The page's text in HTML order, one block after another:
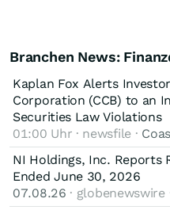
Branchen News:
Kaplan Fox Alerts
Corporation (CCB) to an
Securities Law Violations
01:00 Uhr · newsfile ·
NI Holdings, Inc. Reports
Ended June 30, 2026
07.08.26 · globenewswire